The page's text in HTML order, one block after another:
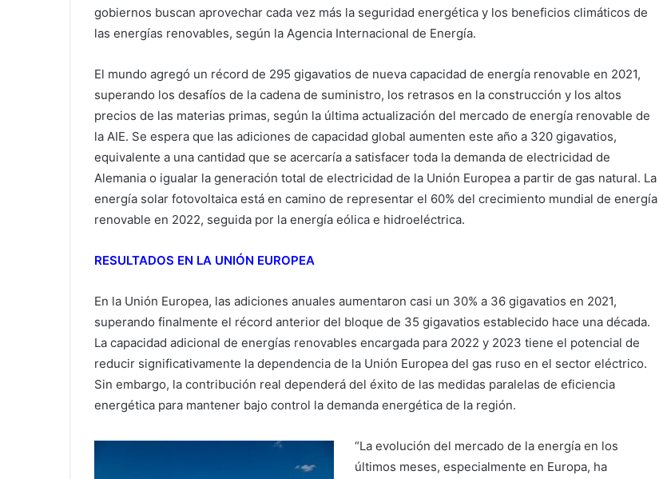
gobiernos buscan aprovechar cada vez más la seguridad energética y los beneficios climáticos de
las energías renovables, según la Agencia Internacional de Energía.
El mundo agregó un récord de 295 gigavatios de nueva capacidad de energía renovable en 2021,
superando los desafíos de la cadena de suministro, los retrasos en la construcción y los altos
precios de las materias primas, según la última actualización del mercado de energía renovable de
la AIE. Se espera que las adiciones de capacidad global aumenten este año a 320 gigavatios,
equivalente a una cantidad que se acercaría a satisfacer toda la demanda de electricidad de
Alemania o igualar la generación total de electricidad de la Unión Europea a partir de gas natural. La
energía solar fotovoltaica está en camino de representar el 60% del crecimiento mundial de energía
renovable en 2022, seguida por la energía eólica e hidroeléctrica.
RESULTADOS EN LA UNIÓN EUROPEA
En la Unión Europea, las adiciones anuales aumentaron casi un 30% a 36 gigavatios en 2021,
superando finalmente el récord anterior del bloque de 35 gigavatios establecido hace una década.
La capacidad adicional de energías renovables encargada para 2022 y 2023 tiene el potencial de
reducir significativamente la dependencia de la Unión Europea del gas ruso en el sector eléctrico.
Sin embargo, la contribución real dependerá del éxito de las medidas paralelas de eficiencia
energética para mantener bajo control la demanda energética de la región.
“La evolución del mercado de la energía en los
últimos meses, especialmente en Europa, ha